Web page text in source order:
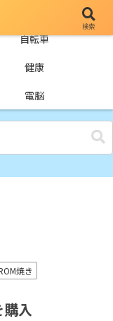
自転車
健康
電脳
焼き
入
検索